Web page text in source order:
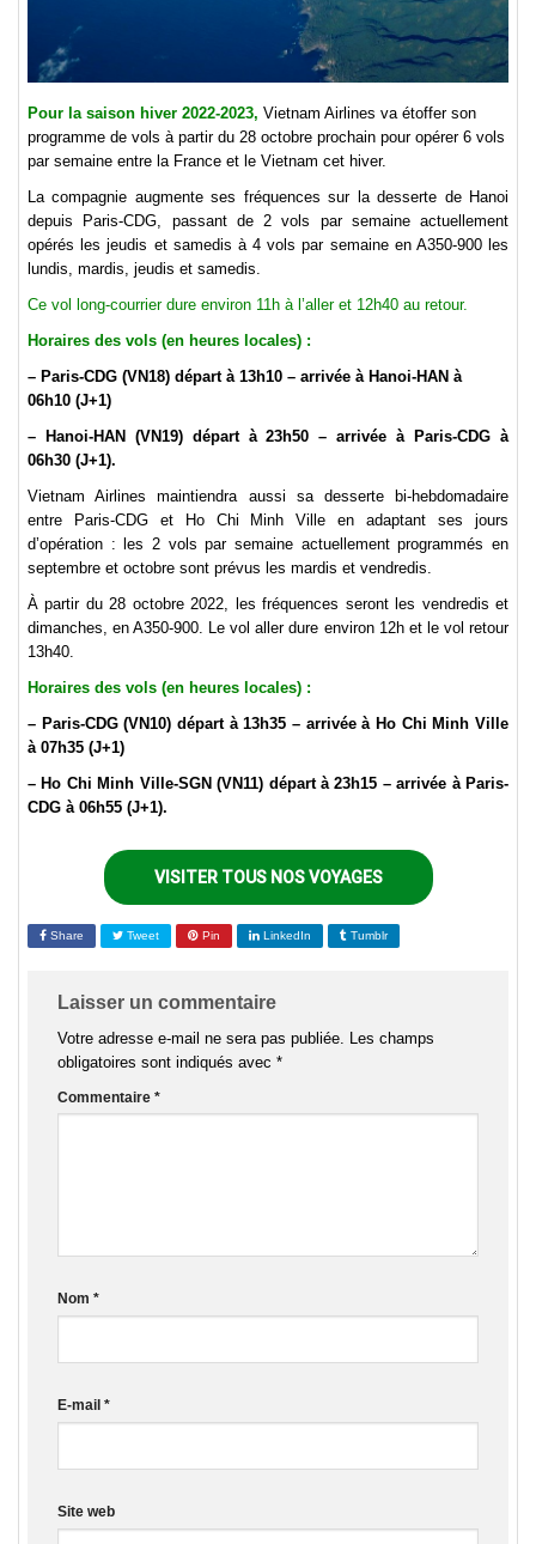
Pour la saison hiver 2022-2023, Vietnam Airlines va étoffer son
programme de vols à partir du 28 octobre prochain pour opérer 6 vols
par semaine entre la France et le Vietnam cet hiver.
La compagnie augmente ses fréquences sur la desserte de Hanoi
depuis Paris-CDG, passant de 2 vols par semaine actuellement
opérés les jeudis et samedis à 4 vols par semaine en A350-900 les
lundis, mardis, jeudis et samedis.
Ce vol long-courrier dure environ 11h à l’aller et 12h40 au retour.
Horaires des vols (en heures locales) :
– Paris-CDG (VN18) départ à 13h10 – arrivée à Hanoi-HAN à
06h10 (J+1)
– Hanoi-HAN (VN19) départ à 23h50 – arrivée à Paris-CDG à
06h30 (J+1).
Vietnam Airlines maintiendra aussi sa desserte bi-hebdomadaire
entre Paris-CDG et Ho Chi Minh Ville en adaptant ses jours
d’opération : les 2 vols par semaine actuellement programmés en
septembre et octobre sont prévus les mardis et vendredis.
À partir du 28 octobre 2022, les fréquences seront les vendredis et
dimanches, en A350-900. Le vol aller dure environ 12h et le vol retour
13h40.
Horaires des vols (en heures locales) :
– Paris-CDG (VN10) départ à 13h35 – arrivée à Ho Chi Minh Ville
à 07h35 (J+1)
– Ho Chi Minh Ville-SGN (VN11) départ à 23h15 – arrivée à Paris-
CDG à 06h55 (J+1).
VISITER TOUS NOS VOYAGES
Share Tweet Pin LinkedIn Tumblr
Laisser un commentaire
Votre adresse e-mail ne sera pas publiée.
Les champs
obligatoires sont indiqués avec *
Commentaire *
Nom *
E-mail *
Site web